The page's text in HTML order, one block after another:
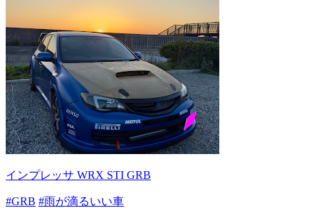
インプレッサ WRX STI GRB
#GRB #雨が滴るいい車